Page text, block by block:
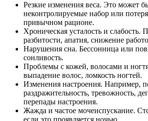
Резкие изменения веса. Это может
неконтролируемые набор или
привычном рационе.
Хроническая усталость и слабость.
разбитости, апатия, снижение
Нарушения сна. Бессонница или
сонливость.
Проблемы с кожей, волосами и
выпадение волос, ломкость ногтей.
Изменения настроения. Например,
раздражительность, тревожность,
перепады настроения.
Жажда и частое мочеиспускание.